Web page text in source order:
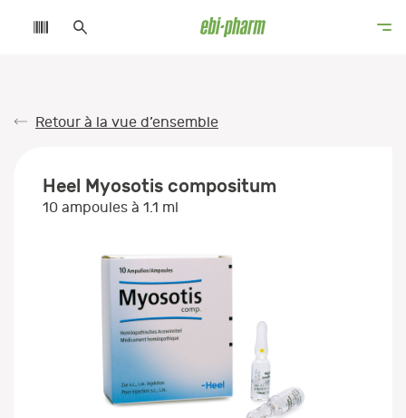
Retour à la vue d’ensemble
Heel Myosotis compositum
10 ampoules à 1.1 ml